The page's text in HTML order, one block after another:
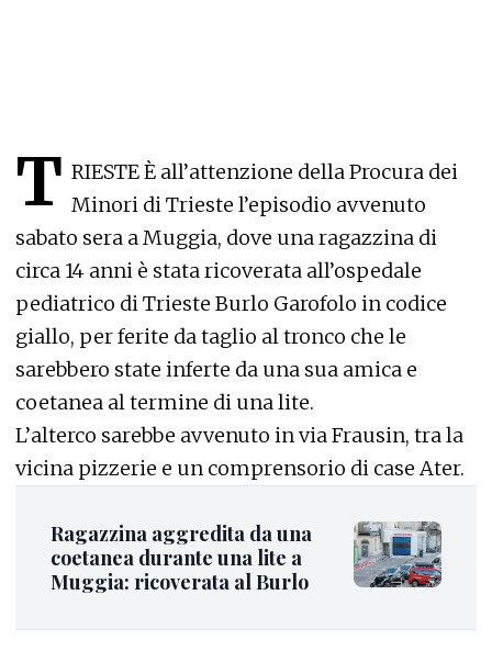
T RIESTE È all’attenzione della Procura dei
Minori di Trieste l’episodio avvenuto
sabato sera a Muggia, dove una ragazzina di
circa 14 anni è stata ricoverata all’ospedale
pediatrico di Trieste Burlo Garofolo in codice
giallo, per ferite da taglio al tronco che le
sarebbero state inferte da una sua amica e
coetanea al termine di una lite.
L’alterco sarebbe avvenuto in via Frausin, tra la
vicina pizzerie e un comprensorio di case Ater.
Ragazzina aggredita da una
coetanea durante una lite a
Muggia: ricoverata al Burlo